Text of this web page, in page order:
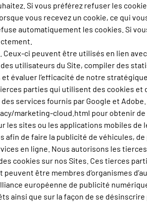
Si vous préférez refuser les
vous recevez un cookie, ce qui
automatiquement les cookies. Si
ci peuvent être utilisés en lien
utilisateurs du Site, compiler des
évaluer l’efficacité de notre
parties qui utilisent des cookies et
services fournis par Google et
marketing-cloud.html pour obtenir de
sites ou les applications mobiles de
de faire la publicité de véhicules,
en ligne. Nous autorisons les
cookies sur nos Sites. Ces tierces
être membres d’organismes
européenne de publicité
ainsi que sur la façon de se